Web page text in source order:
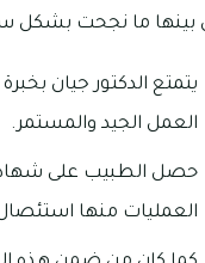
بينها ما نجحت بشكل
العمل الجيد والمستمر.
حصل الطبيب على شهادة
العمليات منها